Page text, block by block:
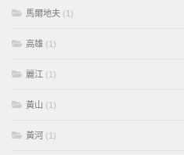
馬爾地夫 (1)
高雄 (1)
麗江 (1)
黃山 (1)
黃河 (1)